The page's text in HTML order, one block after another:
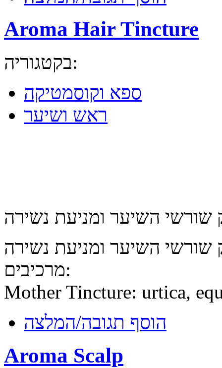
Aroma Hair Tincture
בקטגוריה:
ספא וקוסמטיקה
ראש ושיער
מרכיבים:
Mother Tincture: urtica,
הוסף תגובה/המלצה
Aroma Scalp